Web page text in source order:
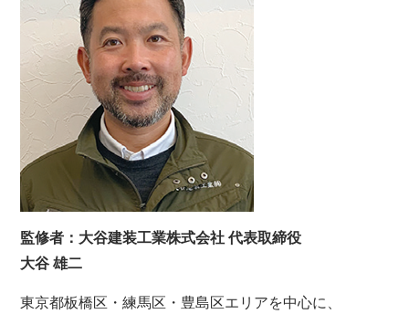
監修者：大谷建装工業株式会社 代表取締役
大谷 雄二
東京都板橋区・練馬区・豊島区エリアを中心に、